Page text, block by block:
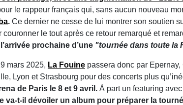
le rappeur français qui, sans aucun nouveau
. Ce dernier ne cesse de lui montrer son soutien
couronner le tout après ce retour remarqué et
prochaine d’une "tournée dans toute la
mars 2025, La Fouine passera donc par
Lyon et Strasbourg pour des concerts plus
de Paris le 8 et 9 avril. À part un featuring avec
va-t-il dévoiler un album pour préparer la